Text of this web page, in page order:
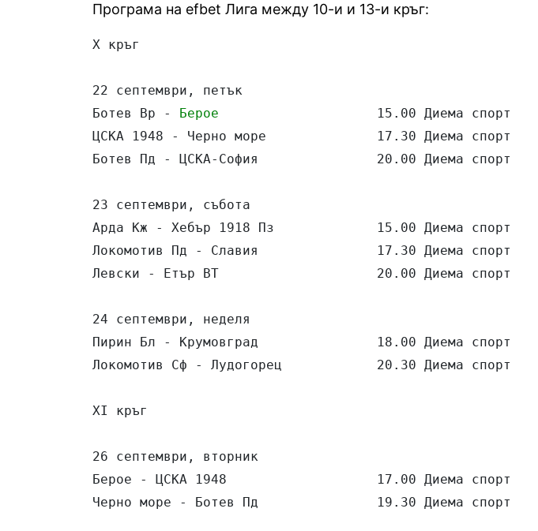
Програма на efbet Лига между 10-и и 13-и кръг:
X кръг
22 септември, петък
Ботев Вр -
Берое 15.00 Диема спорт
ЦСКА 1948 - Черно море              17.30 Диема спорт
Ботев Пд - ЦСКА-София               20.00 Диема спорт
23 септември, събота
Арда Кж - Хебър 1918 Пз             15.00 Диема спорт
Локомотив Пд - Славия               17.30 Диема спорт
Левски - Етър ВТ                    20.00 Диема спорт
24 септември, неделя
Пирин Бл - Крумовград               18.00 Диема спорт
Локомотив Сф - Лудогорец            20.30 Диема спорт
XІ кръг
26 септември, вторник
Берое - ЦСКА 1948                   17.00 Диема спорт
Черно море - Ботев Пд               19.30 Диема спорт